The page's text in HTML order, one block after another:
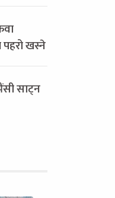
पहरो खस्ने
साट्न